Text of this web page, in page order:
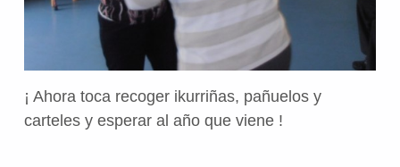
¡ Ahora toca recoger ikurriñas, pañuelos y
carteles y esperar al año que viene !